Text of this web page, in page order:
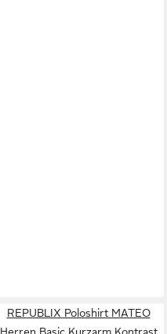
REPUBLIX Poloshirt MATEO